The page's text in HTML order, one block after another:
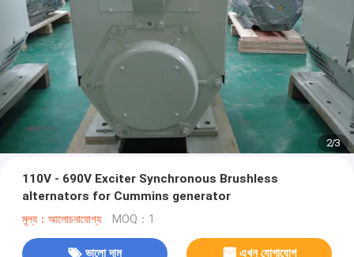
2/3
110V - 690V Exciter Synchronous Brushless
alternators for Cummins generator
মূল্য：আলোচনাযোগ্য MOQ：1
ভালো দাম এখন যোগাযোগ